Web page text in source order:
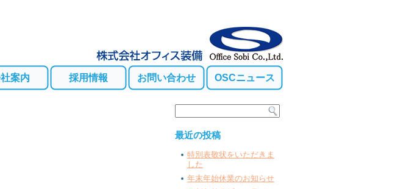
案内 採用情報 お問い合わせ OSCニュース
最近の投稿
特別表敬状をいただきま
した
年末年始休業のお知らせ